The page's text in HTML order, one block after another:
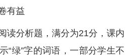
有益
读分析题，满分为21分，课内
“绿”字的词语，一部分学生不